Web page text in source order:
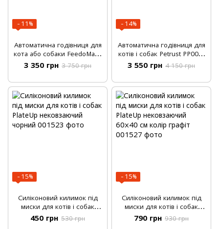
−11%
Автоматична годівниця для
кота або собаки FeedoMatic
з Wi-Fi, електронна розумна
автогодівниця
3 350 грн 3 750 грн
−14%
Автоматична годівниця для
котів і собак Petrust PP005,
6 літрів, розумна
автогодівниця для тварин
3 550 грн 4 150 грн
−15%
Силіконовий килимок під
миски для котів і собак
PlateUp нековзаючий чорний
450 грн 530 грн
−15%
Силіконовий килимок під
миски для котів і собак
PlateUp нековзаючий 60х40
см колір графіт
790 грн 930 грн